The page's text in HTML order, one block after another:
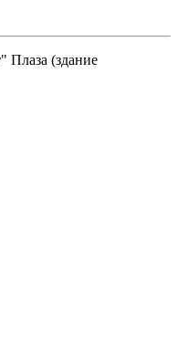
Плаза (здание